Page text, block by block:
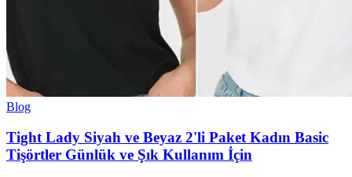
Blog
Tight Lady Siyah ve Beyaz 2'li Paket Kadın Basic
Tişörtler Günlük ve Şık Kullanım İçin